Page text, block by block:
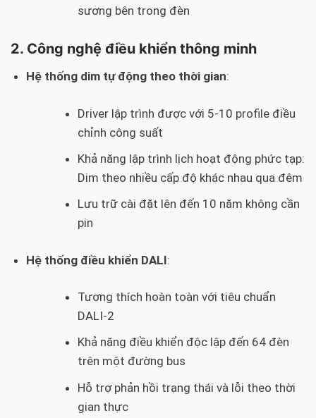
sương bên trong đèn
2. Công nghệ điều khiển thông minh
Hệ thống dim tự động theo thời gian:
Driver lập trình được với 5-10 profile điều
chỉnh công suất
Khả năng lập trình lịch hoạt động phức tạp:
Dim theo nhiều cấp độ khác nhau qua đêm
Lưu trữ cài đặt lên đến 10 năm không cần
pin
Hệ thống điều khiển DALI:
Tương thích hoàn toàn với tiêu chuẩn
DALI-2
Khả năng điều khiển độc lập đến 64 đèn
trên một đường bus
Hỗ trợ phản hồi trạng thái và lỗi theo thời
gian thực